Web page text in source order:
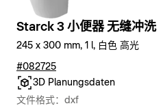
Starck 3 小便器 无缝冲洗
245 x 300 mm, 1 l, 白色 高光
#082725
3D Planungsdaten
文件格式：dxf